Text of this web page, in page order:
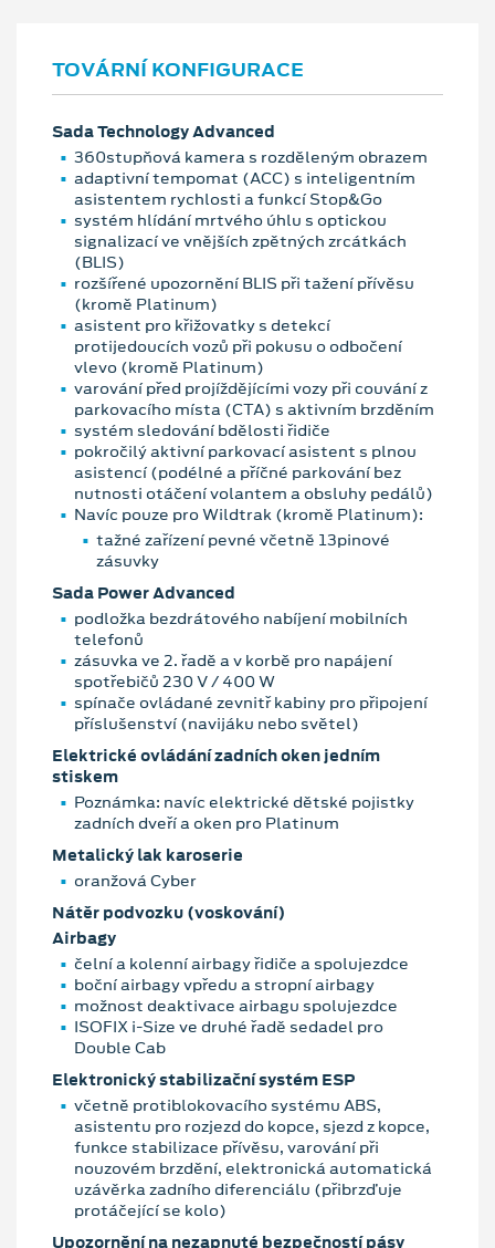
TOVÁRNÍ KONFIGURACE
Sada Technology Advanced
360stupňová kamera s rozděleným obrazem
adaptivní tempomat (ACC) s inteligentním
asistentem rychlosti a funkcí Stop&Go
systém hlídání mrtvého úhlu s optickou
signalizací ve vnějších zpětných zrcátkách
(BLIS)
rozšířené upozornění BLIS při tažení přívěsu
(kromě Platinum)
asistent pro křižovatky s detekcí
protijedoucích vozů při pokusu o odbočení
vlevo (kromě Platinum)
varování před projíždějícími vozy při couvání z
parkovacího místa (CTA) s aktivním brzděním
systém sledování bdělosti řidiče
pokročilý aktivní parkovací asistent s plnou
asistencí (podélné a příčné parkování bez
nutnosti otáčení volantem a obsluhy pedálů)
Navíc pouze pro Wildtrak (kromě Platinum):
tažné zařízení pevné včetně 13pinové
zásuvky
Sada Power Advanced
podložka bezdrátového nabíjení mobilních
telefonů
zásuvka ve 2. řadě a v korbě pro napájení
spotřebičů 230 V / 400 W
spínače ovládané zevnitř kabiny pro připojení
příslušenství (navijáku nebo světel)
Elektrické ovládání zadních oken jedním
stiskem
Poznámka: navíc elektrické dětské pojistky
zadních dveří a oken pro Platinum
Metalický lak karoserie
oranžová Cyber
Nátěr podvozku (voskování)
Airbagy
čelní a kolenní airbagy řidiče a spolujezdce
boční airbagy vpředu a stropní airbagy
možnost deaktivace airbagu spolujezdce
ISOFIX i-Size ve druhé řadě sedadel pro
Double Cab
Elektronický stabilizační systém ESP
včetně protiblokovacího systému ABS,
asistentu pro rozjezd do kopce, sjezd z kopce,
funkce stabilizace přívěsu, varování při
nouzovém brzdění, elektronická automatická
uzávěrka zadního diferenciálu (přibrzďuje
protáčející se kolo)
Upozornění na nezapnuté bezpečností pásy